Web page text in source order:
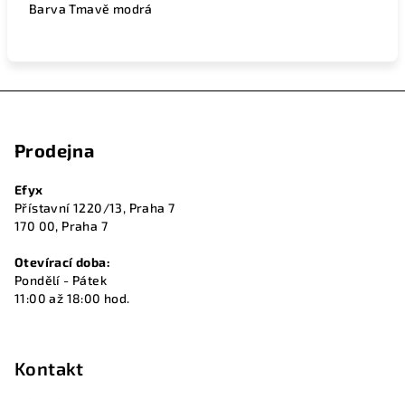
Barva Tmavě modrá
Prodejna
Efyx
Přístavní 1220/13, Praha 7
170 00, Praha 7
Otevírací doba:
Pondělí - Pátek
11:00 až 18:00 hod.
Kontakt